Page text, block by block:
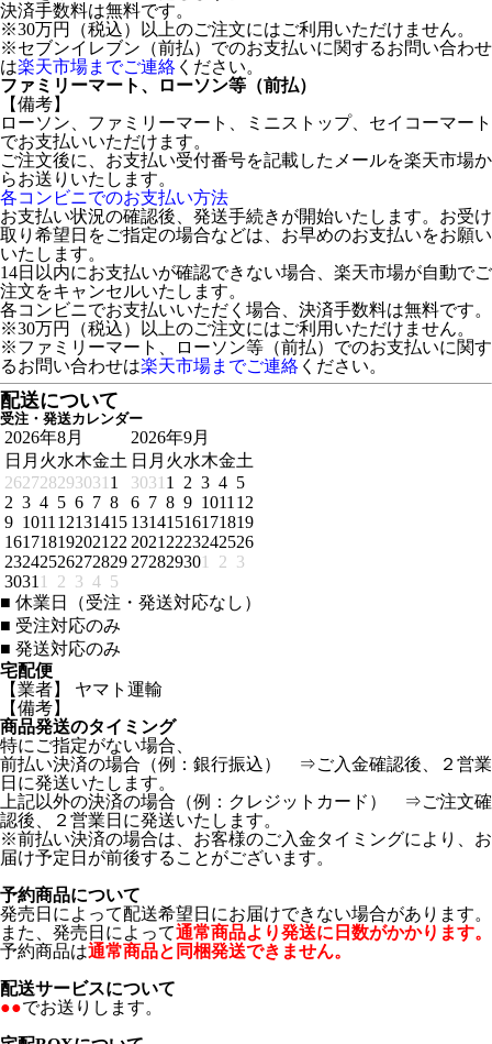
決済手数料は無料です。
※30万円（税込）以上のご注文にはご利用いただけません。
※セブンイレブン（前払）でのお支払いに関するお問い合わせ
は楽天市場までご連絡 ください。
ファミリーマート、ローソン等（前払）
【備考】
ローソン、ファミリーマート、ミニストップ、セイコーマート
でお支払いいただけます。
ご注文後に、お支払い受付番号を記載したメールを楽天市場か
らお送りいたします。
各コンビニでのお支払い方法
お支払い状況の確認後、発送手続きが開始いたします。お受け
取り希望日をご指定の場合などは、お早めのお支払いをお願い
いたします。
14日以内にお支払いが確認できない場合、楽天市場が自動でご
注文をキャンセルいたします。
各コンビニでお支払いいただく場合、決済手数料は無料です。
※30万円（税込）以上のご注文にはご利用いただけません。
※ファミリーマート、ローソン等（前払）でのお支払いに関す
るお問い合わせは楽天市場までご連絡 ください。
配送について
受注・発送カレンダー
2026年8月
日 月 火水木金土
262728293031 1
2 3 4 5 6 7 8
9 1011 12131415
161718192021 22
23242526272829
3031 1 2 3 4 5
2026年9月
日 月 火水木金土
3031 1 2 3 4 5
6 7 8 9 1011 12
13141516171819
2021 2223242526
272829301 2 3
■ 休業日（受注・発送対応なし）
■ 受注対応のみ
■ 発送対応のみ
宅配便
【業者】 ヤマト運輸
【備考】
商品発送のタイミング
特にご指定がない場合、
前払い決済の場合（例：銀行振込） ⇒ご入金確認後、２営業
日に発送いたします。
上記以外の決済の場合（例：クレジットカード） ⇒ご注文確
認後、２営業日に発送いたします。
※前払い決済の場合は、お客様のご入金タイミングにより、お
届け予定日が前後することがございます。
予約商品について
発売日によって配送希望日にお届けできない場合があります。
また、発売日によって通常商品より発送に日数がかかります。
予約商品は通常商品と同梱発送できません。
配送サービスについて
●●でお送りします。